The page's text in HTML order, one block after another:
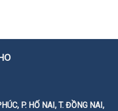
P. HỐ NAI, T. ĐỒNG NAI,